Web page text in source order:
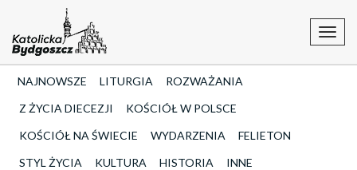
NAJNOWSZE LITURGIA
ROZWAŻANIA
Z ŻYCIA DIECEZJI
KOŚCIÓŁ W POLSCE
KOŚCIÓŁ NA ŚWIECIE
WYDARZENIA
FELIETON
STYL ŻYCIA
KULTURA HISTORIA
INNE